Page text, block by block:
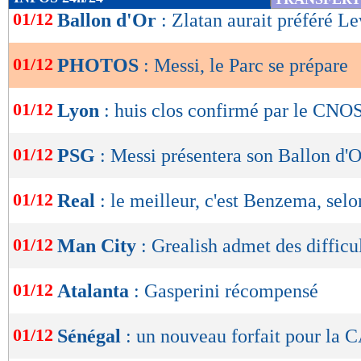
de
OK
01/12 Ballon d'Or : Zlatan aurait préféré
01/12 PHOTOS : Messi, le Parc se prépare
01/12 Lyon : huis clos confirmé par le
01/12 PSG : Messi présentera son Ballon
01/12 Real : le meilleur, c'est Benzema,
01/12 Man City : Grealish admet des
01/12 Atalanta : Gasperini récompensé
01/12 Sénégal : un nouveau forfait pour la